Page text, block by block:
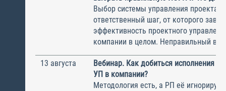
Выбор системы управления
ответственный шаг, от которого
эффективность проектного
компании в целом. Неправильный
13 августа
Вебинар. Как добиться исполнения
УП в компании?
Методология есть, а РП её